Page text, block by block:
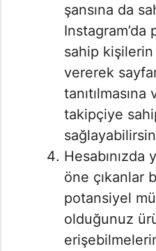
şansına da
Instagram’da
sahip kişilerin
vererek
takipçiye
öne çıkanlar
potansiyel
olduğunuz